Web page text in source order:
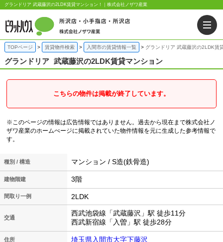
グランドリア 武蔵藤沢の2LDK賃貸マンション！｜株式会社ノザワ産業
TOPページ 賃貸物件検索 入間市の賃貸情報一覧 グランドリア 武蔵藤沢の2LDK賃
グランドリア 武蔵藤沢の2LDK賃貸マンション
こちらの物件は掲載が終了しています。
※このページの情報は広告情報ではありません。過去から現在まで株式会社ノ
ザワ産業のホームぺージに掲載されていた物件情報を元に生成した参考情報で
す。
種別 / 構造 マンション / S造(鉄骨造)
建物階建 3階
間取り一例 2LDK
交通
西武池袋線「武蔵藤沢」駅 徒歩11分
西武新宿線「入曽」駅 徒歩28分
住所 埼玉県入間市大字下藤沢